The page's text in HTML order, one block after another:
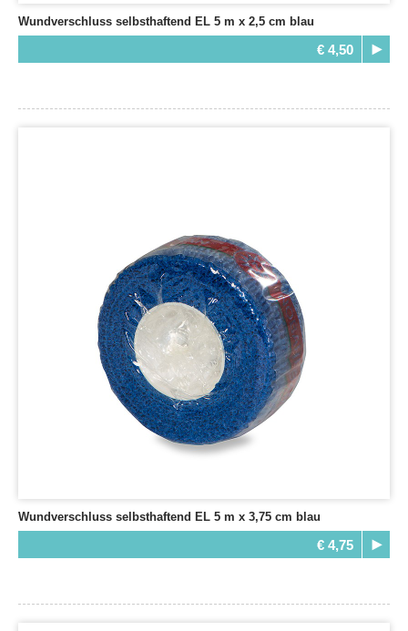
Wundverschluss selbsthaftend EL 5 m x 2,5 cm blau
€ 4,50
Wundverschluss selbsthaftend EL 5 m x 3,75 cm blau
€ 4,75